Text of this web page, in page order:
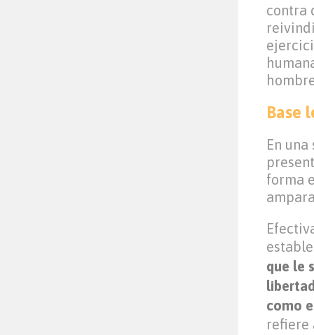
contra
Base
En
forma
que le
como
refiere